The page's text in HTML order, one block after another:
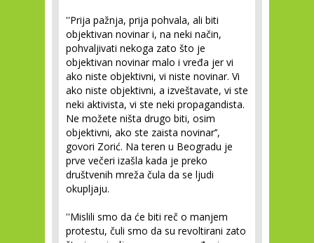
''Prija pažnja, prija pohvala, ali biti
objektivan novinar i, na neki način,
pohvaljivati nekoga zato što je
objektivan novinar malo i vređa jer vi
ako niste objektivni, vi niste novinar. Vi
ako niste objektivni, a izveštavate, vi ste
neki aktivista, vi ste neki propagandista.
Ne možete ništa drugo biti, osim
objektivni, ako ste zaista novinar’’,
govori Zorić. Na teren u Beogradu je
prve večeri izašla kada je preko
društvenih mreža čula da se ljudi
okupljaju.
''Mislili smo da će biti reč o manjem
protestu, čuli smo da su revoltirani zato